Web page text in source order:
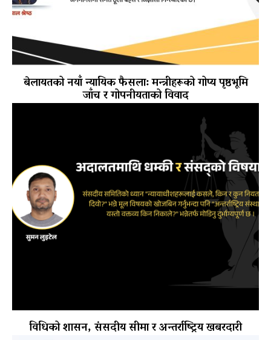
बेलायतको नयाँ न्यायिक फैसला: मन्त्रीहरूको गोप्य पृष्ठभूमि
जाँच र गोपनीयताको विवाद
विधिको शासन, संसदीय सीमा र अन्तर्राष्ट्रिय खबरदारी